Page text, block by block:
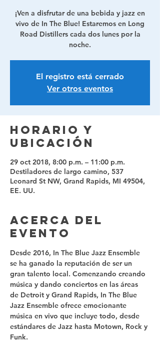
¡Ven a disfrutar de una bebida y jazz en
vivo de In The Blue! Estaremos en Long
Road Distillers cada dos lunes por la
noche.
El registro está cerrado
Ver otros eventos
Horario y
ubicación
29 oct 2018, 8:00 p.m. – 11:00 p.m.
Destiladores de largo camino, 537
Leonard St NW, Grand Rapids, MI 49504,
EE. UU.
Acerca del
evento
Desde 2016, In The Blue Jazz Ensemble
se ha ganado la reputación de ser un
gran talento local. Comenzando creando
música y dando conciertos en las áreas
de Detroit y Grand Rapids, In The Blue
Jazz Ensemble ofrece emocionante
música en vivo que incluye todo, desde
estándares de Jazz hasta Motown, Rock y
Funk.